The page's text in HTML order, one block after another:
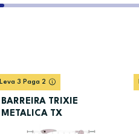
Leva 3 Paga 2
BARREIRA TRIXIE
METALICA TX